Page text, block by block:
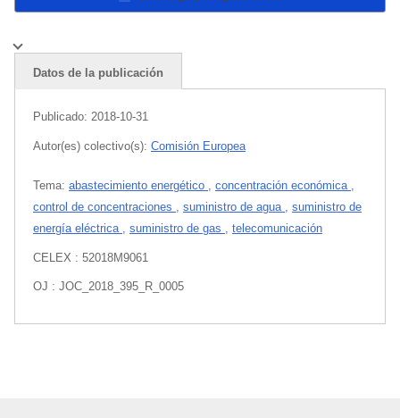
Datos de la publicación
Publicado: 2018-10-31
Autor(es) colectivo(s): Comisión Europea
Tema: abastecimiento energético concentración económica
control de concentraciones
suministro de agua
suministro de
energía eléctrica
suministro de gas telecomunicación
CELEX : 52018M9061
OJ : JOC_2018_395_R_0005